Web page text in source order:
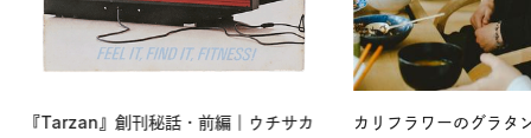
『Tarzan』創刊秘話・前編｜ウチサカ
カリフラワーのグラタ